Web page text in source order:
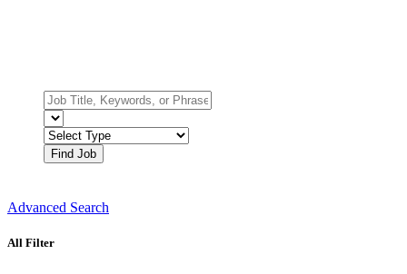
Find Job
Advanced Search
All Filter